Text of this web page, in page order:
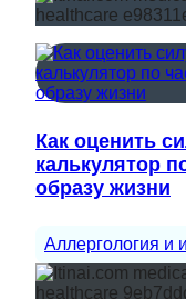
Как оценить
калькулятор
образу жизни
Аллергология и